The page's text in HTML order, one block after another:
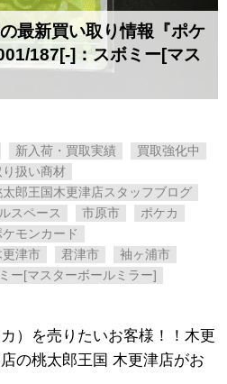
最新買い取り情報『ポケ
187[-]：スボミー[マス
新入荷・買取実績
買取強化中
り扱い商材
太郎王国木更津店スタッフブログ
スペース 市原市
ポケカ
ケモンカード
更津市 君津市
袖ヶ浦市
ー[マスターボールミラー]
）を売りたいお客様！！木更
の桃太郎王国 木更津店がお